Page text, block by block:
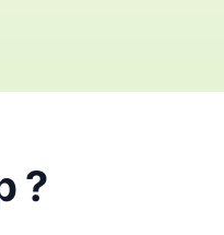
?